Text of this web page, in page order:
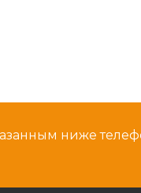
ниже